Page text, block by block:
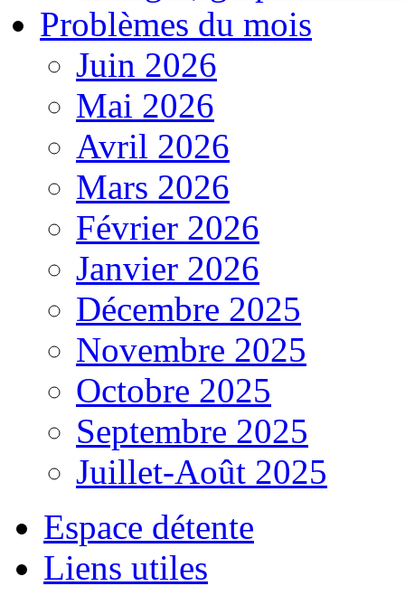
Problèmes du mois
Juin 2026
Mai 2026
Avril 2026
Mars 2026
Février 2026
Janvier 2026
Décembre 2025
Novembre 2025
Octobre 2025
Septembre 2025
Juillet-Août 2025
Espace détente
Liens utiles